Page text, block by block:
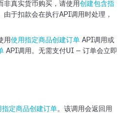
非真实货币购买，请使用创建包含指
由于扣款会在执行API调用时处理，
用使用指定商品创建订单 API调用或
API调用。无需支付UI — 订单会立即
指定商品创建订单。该调用会返回用